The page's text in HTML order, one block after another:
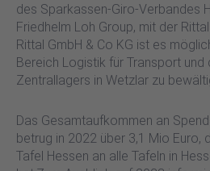
des Sparkassen-Giro-Verbandes
Friedhelm Loh Group, mit der
Rittal GmbH & Co KG ist es
Bereich Logistik für Transport und
Zentrallagers in Wetzlar zu
Das Gesamtaufkommen an
betrug in 2022 über 3,1 Mio Euro,
Tafel Hessen an alle Tafeln in